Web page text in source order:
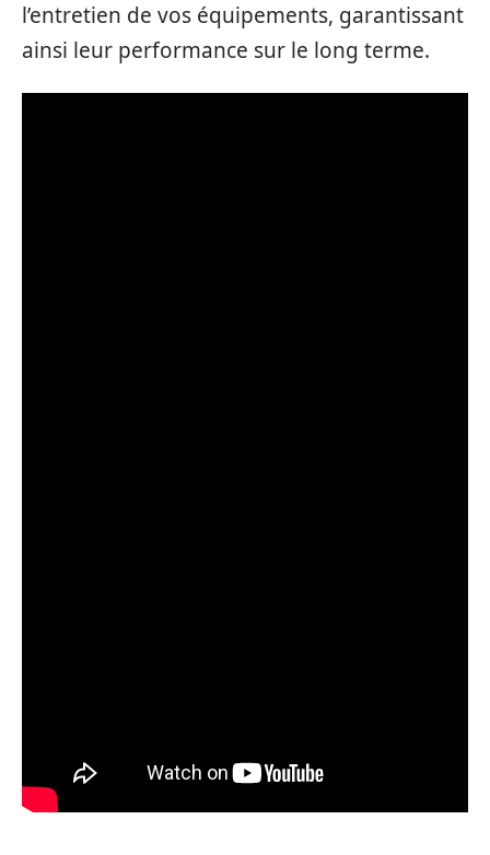
l’entretien de vos équipements, garantissant
ainsi leur performance sur le long terme.